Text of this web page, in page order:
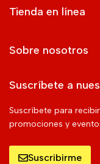
Tienda en línea
Sobre nosotros
Suscríbete a
Suscríbete para
promociones y
Suscribirme